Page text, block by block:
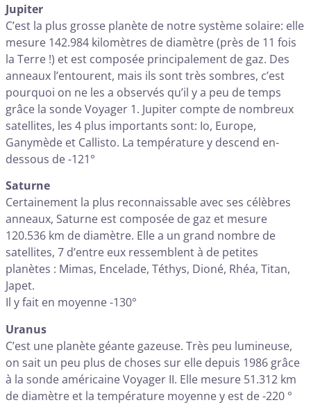
Jupiter
C’est la plus grosse planète de notre système solaire: elle
mesure 142.984 kilomètres de diamètre (près de 11 fois
la Terre !) et est composée principalement de gaz. Des
anneaux l’entourent, mais ils sont très sombres, c’est
pourquoi on ne les a observés qu’il y a peu de temps
grâce la sonde Voyager 1. Jupiter compte de nombreux
satellites, les 4 plus importants sont: Io, Europe,
Ganymède et Callisto. La température y descend en-
dessous de -121°
Saturne
Certainement la plus reconnaissable avec ses célèbres
anneaux, Saturne est composée de gaz et mesure
120.536 km de diamètre. Elle a un grand nombre de
satellites, 7 d’entre eux ressemblent à de petites
planètes : Mimas, Encelade, Téthys, Dioné, Rhéa, Titan,
Japet.
Il y fait en moyenne -130°
Uranus
C’est une planète géante gazeuse. Très peu lumineuse,
on sait un peu plus de choses sur elle depuis 1986 grâce
à la sonde américaine Voyager II. Elle mesure 51.312 km
de diamètre et la température moyenne y est de -220 °